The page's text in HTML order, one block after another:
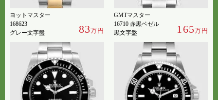
ヨットマスター
168623
グレー文字盤
83万円
GMTマスター
16710 赤黒ベゼル
黒文字盤
165万円